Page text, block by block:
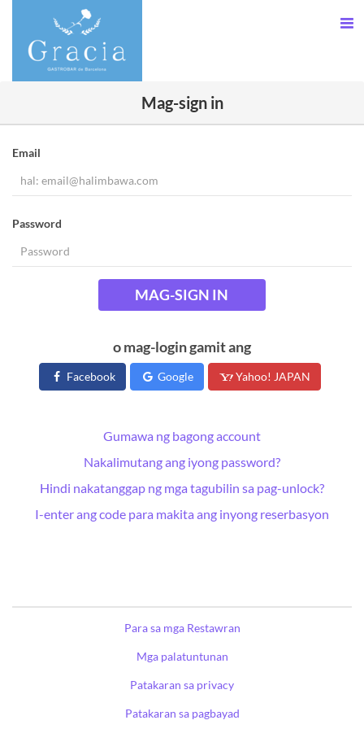
Mag-sign in
Email
Password
MAG-SIGN IN
o mag-login gamit ang
Facebook Google Yahoo! JAPAN
Gumawa ng bagong account
Nakalimutang ang iyong password?
Hindi nakatanggap ng mga tagubilin sa pag-unlock?
I-enter ang code para makita ang inyong reserbasyon
Para sa mga Restawran
Mga palatuntunan
Patakaran sa privacy
Patakaran sa pagbayad